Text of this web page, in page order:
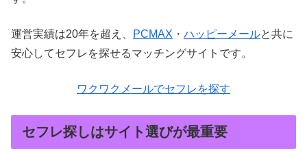
運営実績は20年を超え、 PCMAX ・ ハッピーメールと共に
安心してセフレを探せるマッチングサイトです。
ワクワクメールでセフレを探す
セフレ探しはサイト選びが最重要